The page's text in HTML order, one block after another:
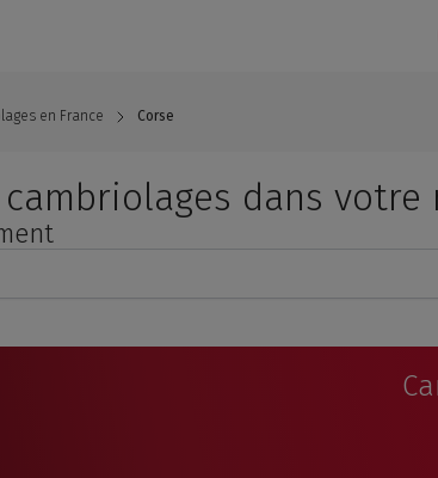
en France Corse
dans votre